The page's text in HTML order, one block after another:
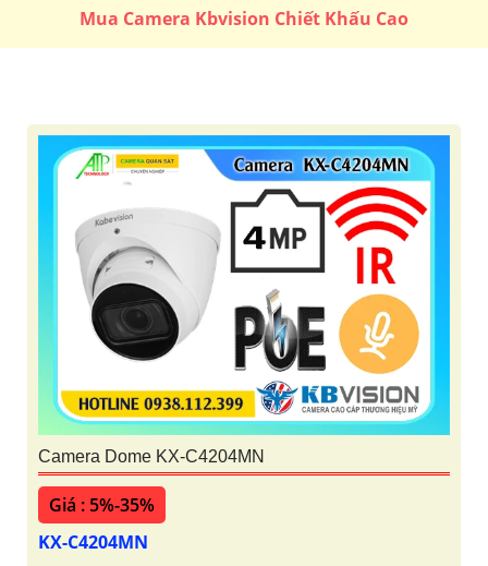
khác, bạn có thể chia sẻ để tôi hỗ trợ bạn tốt hơn!
'
Mua Camera Kbvision Chiết Khấu Cao
Camera Dome KX-C4204MN
Giá : 5%-35%
KX-C4204MN